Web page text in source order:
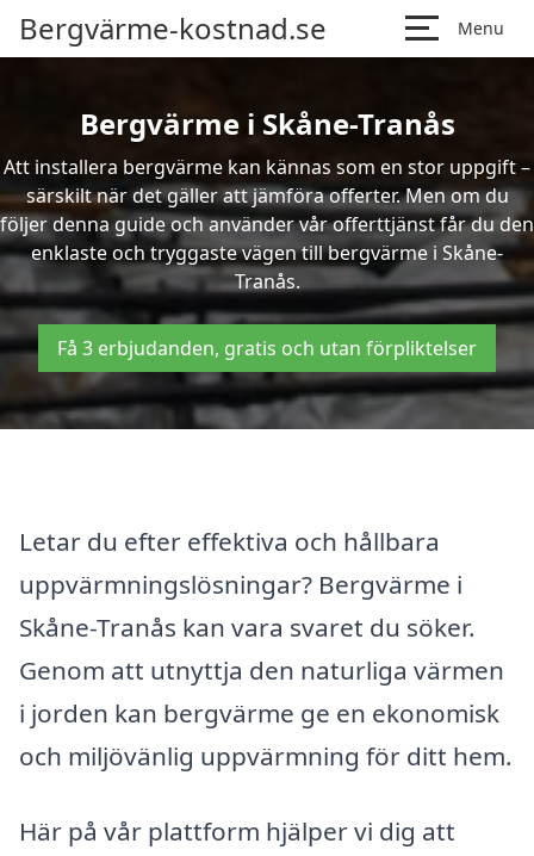
Bergvärme-kostnad.se Menu
Bergvärme i Skåne-Tranås
Att installera bergvärme kan kännas som en stor uppgift –
särskilt när det gäller att jämföra offerter. Men om du
följer denna guide och använder vår offerttjänst får du den
enklaste och tryggaste vägen till bergvärme i Skåne-
Tranås.
Få 3 erbjudanden, gratis och utan förpliktelser
Letar du efter effektiva och hållbara
uppvärmningslösningar? Bergvärme i
Skåne-Tranås kan vara svaret du söker.
Genom att utnyttja den naturliga värmen
i jorden kan bergvärme ge en ekonomisk
och miljövänlig uppvärmning för ditt hem.
Här på vår plattform hjälper vi dig att